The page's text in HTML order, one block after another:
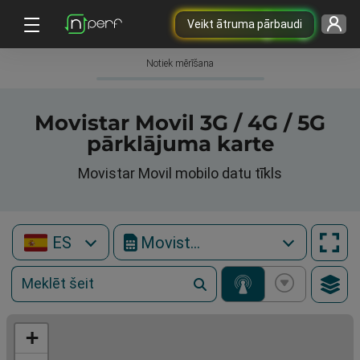
Veikt ātruma pārbaudi
Notiek mērīšana
Movistar Movil 3G / 4G / 5G
pārklājuma karte
Movistar Movil mobilo datu tīkls
ES Movistar Movil
+